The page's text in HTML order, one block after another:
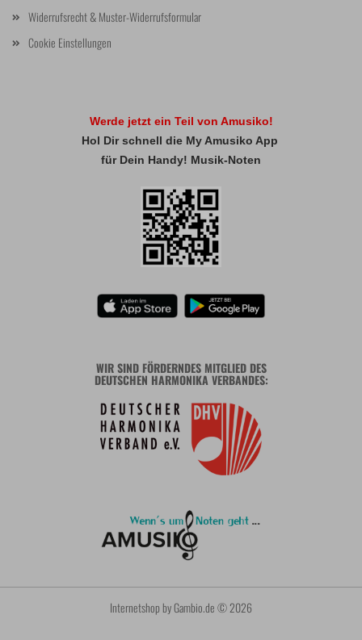
Widerrufsrecht & Muster-Widerrufsformular
Cookie Einstellungen
Werde jetzt ein Teil von Amusiko!
Hol Dir schnell die My Amusiko App
für Dein Handy! Musik-Noten
WIR SIND FÖRDERNDES MITGLIED DES
DEUTSCHEN HARMONIKA VERBANDES:
Internetshop by Gambio.de © 2026